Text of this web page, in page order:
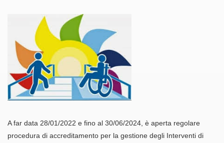
A far data 28/01/2022 e fino al 30/06/2024, è aperta regolare
procedura di accreditamento per la gestione degli Interventi di